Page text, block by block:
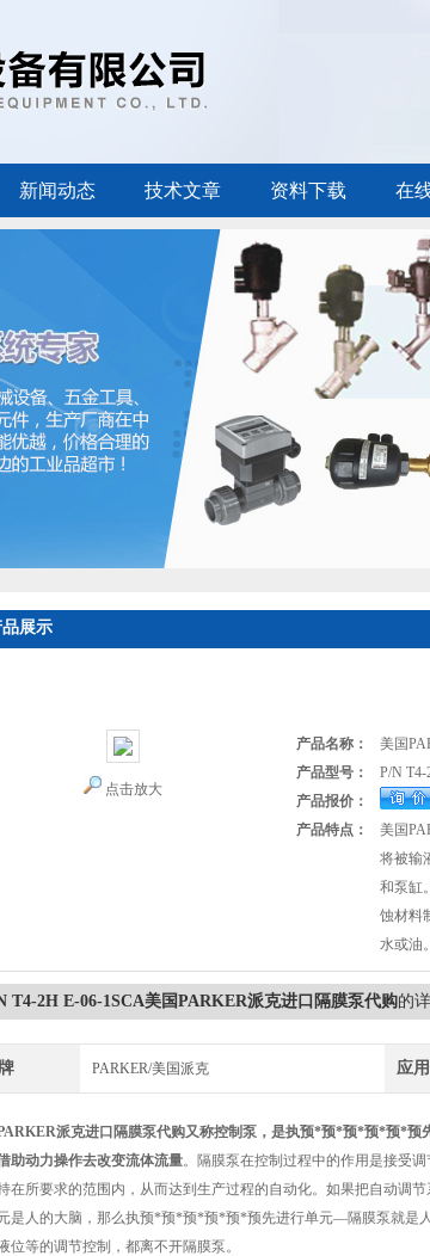
新闻动态 技术文章 资料下载 在
品展示
点击放大
产品名称：
美国
产品型号：
P/N T4-
产品报价：
产品特点：
美国
将被输
和泵缸
蚀材料
水或油。
T4-2H E-06-1SCA美国PARKER派克进口隔膜泵代购的
PARKER/美国派克 应
派克进口隔膜泵代购又称控制泵，是执预*预*预*预*预*预
助动力操作去改变流体流量。隔膜泵在控制过程中的作用是接受
在所要求的范围内，从而达到生产过程的自动化。如果把自动调
是人的大脑，那么执预*预*预*预*预*预先进行单元—隔膜泵就是
位等的调节控制，都离不开隔膜泵。